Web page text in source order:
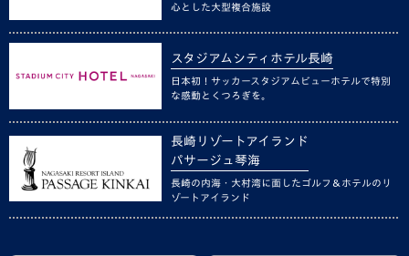
心とした大型複合施設
スタジアムシティホテル長崎
日本初！サッカースタジアムビューホテルで特別
な感動とくつろぎを。
長崎リゾートアイランド
パサージュ琴海
長崎の内海・大村湾に面したゴルフ＆ホテルのリ
ゾートアイランド